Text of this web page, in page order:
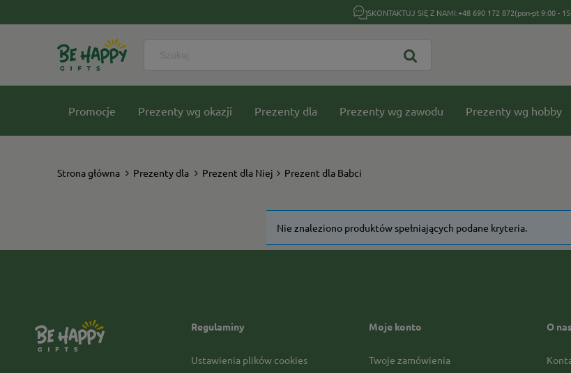
SKONTAKTUJ SIĘ Z NAMI:+48 690 172 872(pon-pt 9:00 -
Promocje Prezenty wg okazji Prezenty dla Prezenty wg zawodu Prezenty wg hobby
Strona główna Prezenty dla Prezent dla Niej Prezent dla Babci
Nie znaleziono produktów spełniających podane kryteria.
Regulaminy
Ustawienia plików cookies
Moje konto
Twoje zamówienia
O nas